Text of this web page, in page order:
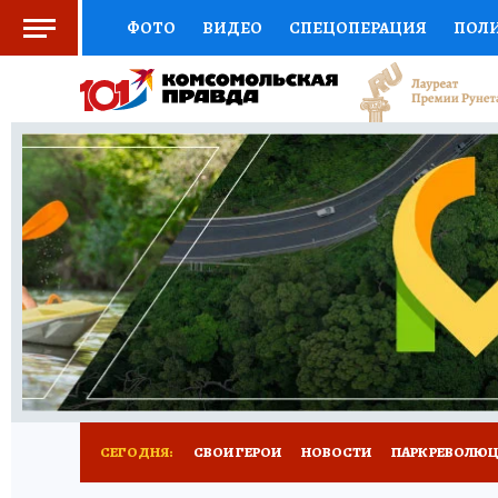
ФОТО ВИДЕО СПЕЦОПЕРАЦИЯ
СОЦПОДДЕРЖКА НАУКА СПОРТ
ВЫБОР ЭКСПЕРТОВ ДОКТОР
КНИЖНАЯ ПОЛКА ПРОГНОЗЫ НА СПОРТ
ПРЕСС-ЦЕНТР НЕДВИЖИМОСТЬ
ВСЕ О КП РАДИО КП РЕКЛАМА ТЕСТЫ
СЕГОДНЯ: СВОИ ГЕРОИ НОВОСТИ ПАРК